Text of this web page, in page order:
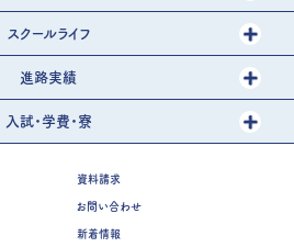
スクールライフ
進路実績
入試・学費・寮
資料請求
お問い合わせ
新着情報